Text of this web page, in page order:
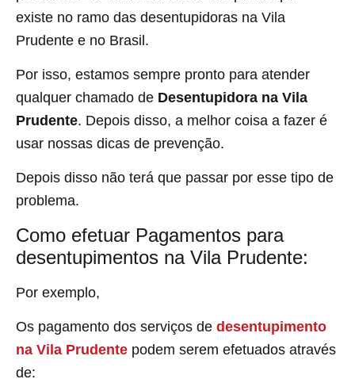
existe no ramo das desentupidoras na Vila
Prudente e no Brasil.
Por isso, estamos sempre pronto para atender
qualquer chamado de Desentupidora na Vila
Prudente. Depois disso, a melhor coisa a fazer é
usar nossas dicas de prevenção.
Depois disso não terá que passar por esse tipo de
problema.
Como efetuar Pagamentos para
desentupimentos na Vila Prudente:
Por exemplo,
Os pagamento dos serviços de desentupimento
na Vila Prudente podem serem efetuados através
de: